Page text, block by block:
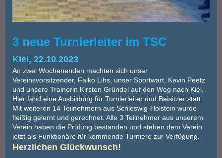
3 neue Turnierleiter im TSC
Kiel, 22.10.2023
An zwei Wochenenden machten sich unser
Vereinsvorsitzender, Falko Lihs, unser Sportwart, Kevin Peetz
und unsere Trainerin Kirsten Gründel auf den Weg nach Kiel.
Hier fand eine Ausbildung für Turnierleiter und Beisitzer statt.
Mit weiteren 14 Teilnehmern aus Schleswig-Holstein wurde
fleißig gelernt und gerechnet. Alle 3 Teilnehmer aus unserem
Verein haben die Prüfung bestanden und stehen dem Verein
jetzt als Funktionäre für kommende Turniere zur Verfügung.
Herzlichen Glückwunsch!